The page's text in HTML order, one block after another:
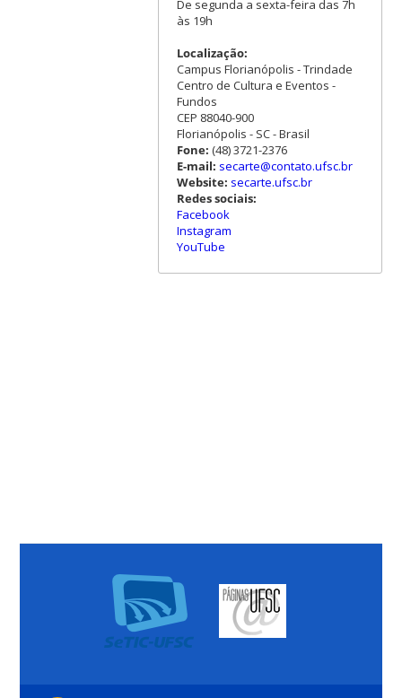
De segunda a sexta-feira das 7h
às 19h
Localização:
Campus Florianópolis - Trindade
Centro de Cultura e Eventos -
Fundos
CEP 88040-900
Florianópolis - SC - Brasil
Fone: (48) 3721-2376
E-mail: secarte@contato.ufsc.br
Website: secarte.ufsc.br
Redes sociais:
Facebook
Instagram
YouTube